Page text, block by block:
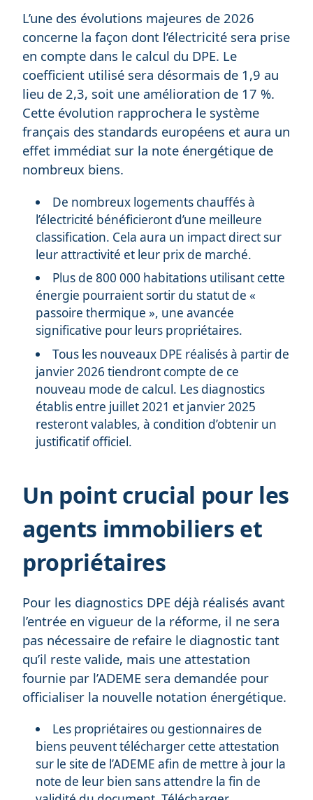
L’une des évolutions majeures de 2026
concerne la façon dont l’électricité sera prise
en compte dans le calcul du DPE. Le
coefficient utilisé sera désormais de 1,9 au
lieu de 2,3, soit une amélioration de 17 %.
Cette évolution rapprochera le système
français des standards européens et aura un
effet immédiat sur la note énergétique de
nombreux biens.
De nombreux logements chauffés à
l’électricité bénéficieront d’une meilleure
classification. Cela aura un impact direct sur
leur attractivité et leur prix de marché.
Plus de 800 000 habitations utilisant cette
énergie pourraient sortir du statut de «
passoire thermique », une avancée
significative pour leurs propriétaires.
Tous les nouveaux DPE réalisés à partir de
janvier 2026 tiendront compte de ce
nouveau mode de calcul. Les diagnostics
établis entre juillet 2021 et janvier 2025
resteront valables, à condition d’obtenir un
justificatif officiel.
Un point crucial pour les
agents immobiliers et
propriétaires
Pour les diagnostics DPE déjà réalisés avant
l’entrée en vigueur de la réforme, il ne sera
pas nécessaire de refaire le diagnostic tant
qu’il reste valide, mais une attestation
fournie par l’ADEME sera demandée pour
officialiser la nouvelle notation énergétique.
Les propriétaires ou gestionnaires de
biens peuvent télécharger cette attestation
sur le site de l’ADEME afin de mettre à jour la
note de leur bien sans attendre la fin de